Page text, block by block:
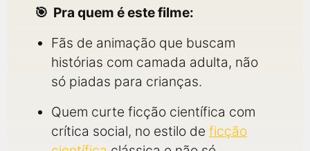
Pra quem é este filme:
Fãs de animação que buscam
histórias com camada adulta, não
só piadas para crianças.
Quem curte ficção científica com
crítica social, no estilo de ficção